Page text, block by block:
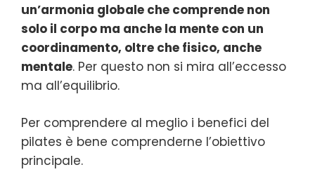
un’armonia globale che comprende non
solo il corpo ma anche la mente con un
coordinamento, oltre che fisico, anche
mentale. Per questo non si mira all’eccesso
ma all’equilibrio.
Per comprendere al meglio i benefici del
pilates è bene comprenderne l’obiettivo
principale.